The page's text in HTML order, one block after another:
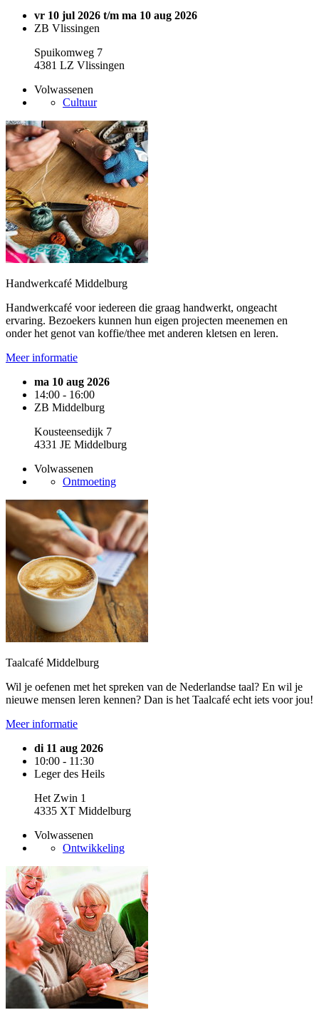
vr 10 jul 2026 t/m ma 10 aug 2026
ZB Vlissingen
Spuikomweg 7
4381 LZ Vlissingen
Volwassenen
Cultuur
Handwerkcafé Middelburg
Handwerkcafé voor iedereen die graag handwerkt, ongeacht
ervaring. Bezoekers kunnen hun eigen projecten meenemen en
onder het genot van koffie/thee met anderen kletsen en leren.
Meer informatie
ma 10 aug 2026
14:00 - 16:00
ZB Middelburg
Kousteensedijk 7
4331 JE Middelburg
Volwassenen
Ontmoeting
Taalcafé Middelburg
Wil je oefenen met het spreken van de Nederlandse taal? En wil je
nieuwe mensen leren kennen? Dan is het Taalcafé echt iets voor jou!
Meer informatie
di 11 aug 2026
10:00 - 11:30
Leger des Heils
Het Zwin 1
4335 XT Middelburg
Volwassenen
Ontwikkeling